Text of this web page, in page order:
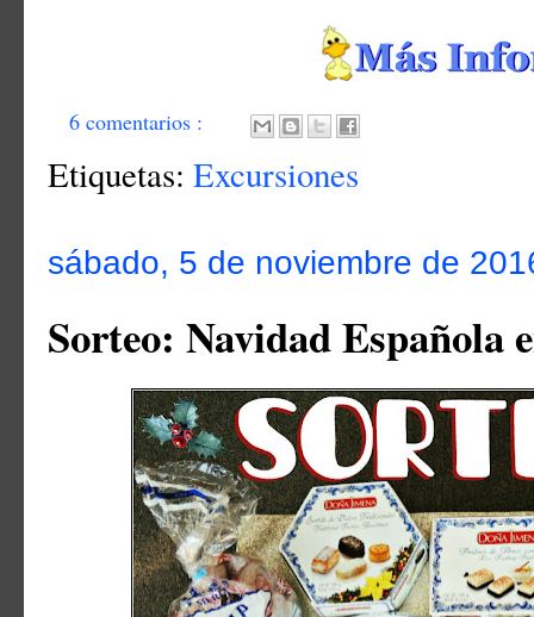
6 comentarios :
Etiquetas: Excursiones
sábado, 5 de noviembre de
Sorteo: Navidad Española